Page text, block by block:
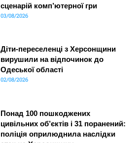
сценарій комп’ютерної гри
03/08/2026
Діти-переселенці з Херсонщини
вирушили на відпочинок до
Одеської області
02/08/2026
Понад 100 пошкоджених
цивільних об’єктів і 31 поранений:
поліція оприлюднила наслідки